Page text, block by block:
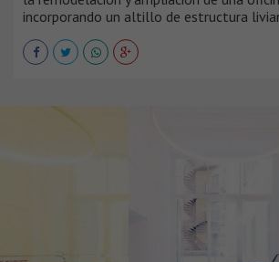
incorporando un altillo de estructura